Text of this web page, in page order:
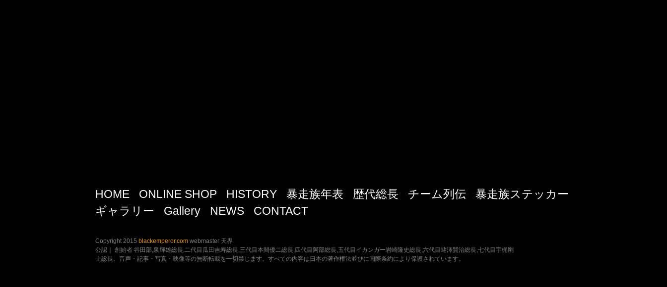
HOME ONLINE SHOP HISTORY 暴走族年表 歴代総長 チーム列伝
暴走族ステッカー
ギャラリー
Gallery NEWS CONTACT
Copyright 2015 blackemperor.com webmaster 天界
公認｜ 創始者 谷田部,泉輝雄総長,二代目瓜田吉寿総長,三代目本間優二総長,四代目阿部総長,五代目イカンガー岩崎隆史総長,六代目蛯澤賢治総長,七代目宇梶剛
士総長。音声・記事・写真・映像等の無断転載を一切禁じます。すべての内容は日本の著作権法並びに国際条約により保護されています。